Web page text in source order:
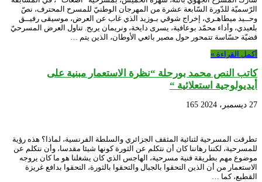
الرّسميّة للدّورة السّابعة عشرة من المهرجان الوطنيّ للمسرح المحترف، نصّ
وحــيد ميطاهـري، إخراج شوقي بـوزيد الذي غاب عن العرض، موسيقى رفيــق
بلعيدي، وأداء محمّد بوعافية، يسرى دايخة، ونريمان يربح. تناول العرض المسرحيّ
قضيّة حسّاسة تتمحور حول مصير بائعي الأوطان، الذين يتم …
أكمل القراءة »
كاتب النص محمد بورحلة “نظرة الاستعمار مبنية على
أيديولوجية استعلائية “
27 ديسمبر، 2024 165
تطرقت المسرحية لثنائية المثقف الجزائري والسلطة الفرنسية، لماذا؟ هذه رؤية
للمسرحية، لكننا رهاننا كان أن نتكلم عن الثورة كونها شيئا مقدسا، وأن نتكلم عن
موضوع مهم بطريقة فنية مسرحية، الهاجس الذي كان يشغلنا هو ما كان يروجه
الاستعمار من أن الذين التحقوا بالجبال والتحقوا بالثورة، التحقوا بدافع غريزة
القطيع، كما …